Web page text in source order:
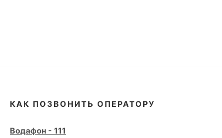
КАК ПОЗВОНИТЬ ОПЕРАТОРУ
Водафон - 111